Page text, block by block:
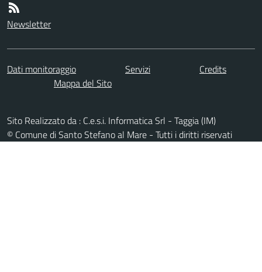
Newsletter
Dati monitoraggio Servizi
Credits
Mappa del Sito
Sito Realizzato da : C.e.s.i. Informatica Srl - Taggia (IM)
© Comune di Santo Stefano al Mare - Tutti i diritti riservati